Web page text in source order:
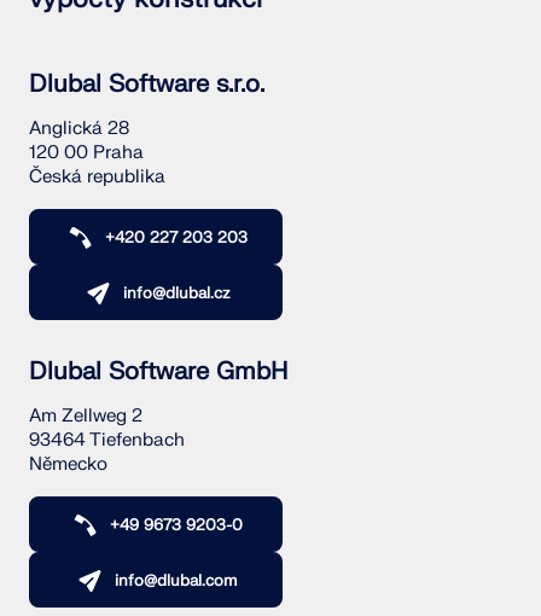
Dlubal Software s.r.o.
Anglická 28
120 00 Praha
Česká republika
+420 227 203 203
info@dlubal.cz
Dlubal Software GmbH
Am Zellweg 2
93464 Tiefenbach
Německo
+49 9673 9203-0
info@dlubal.com